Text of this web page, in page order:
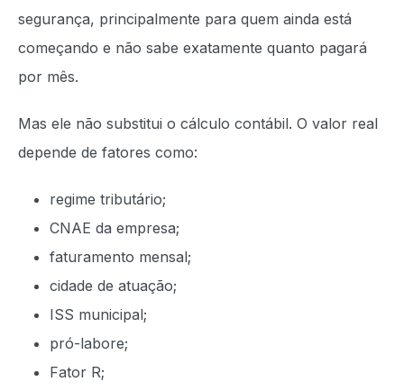
segurança, principalmente para quem ainda está
começando e não sabe exatamente quanto pagará
por mês.
Mas ele não substitui o cálculo contábil. O valor real
depende de fatores como:
regime tributário;
CNAE da empresa;
faturamento mensal;
cidade de atuação;
ISS municipal;
pró-labore;
Fator R;